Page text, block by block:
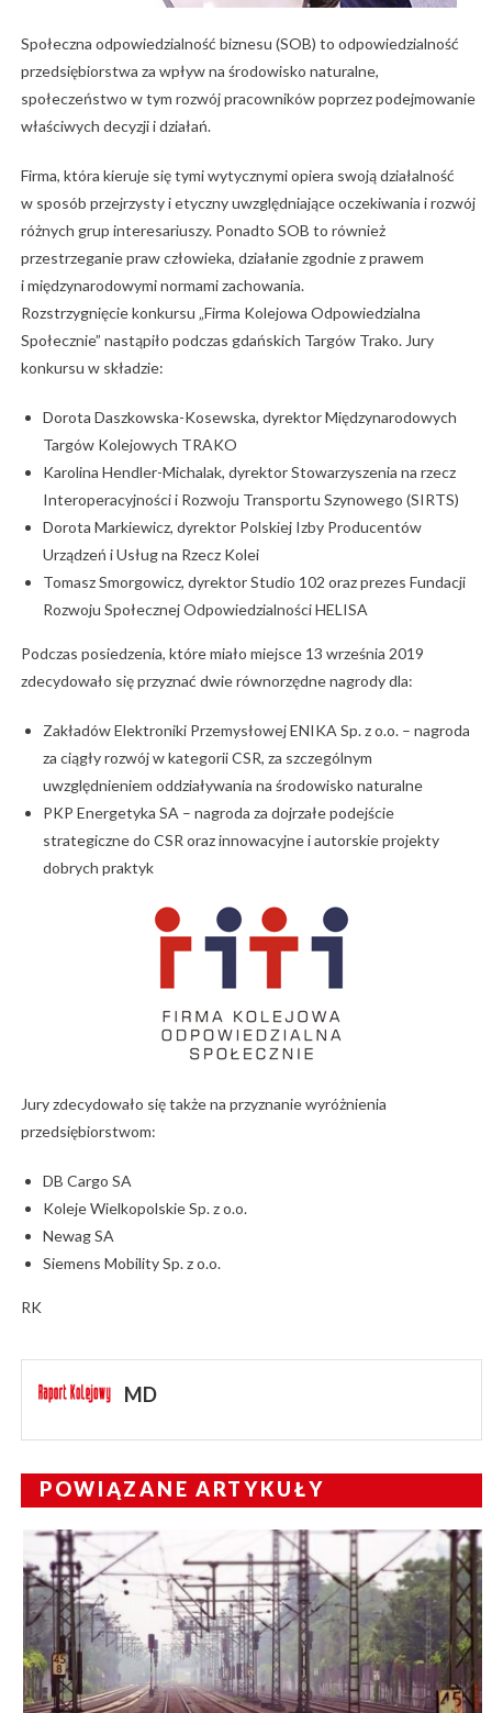
Społeczna odpowiedzialność biznesu (SOB) to odpowiedzialność
przedsiębiorstwa za wpływ na środowisko naturalne,
społeczeństwo w tym rozwój pracowników poprzez podejmowanie
właściwych decyzji i działań.
Firma, która kieruje się tymi wytycznymi opiera swoją działalność
w sposób przejrzysty i etyczny uwzględniające oczekiwania i rozwój
różnych grup interesariuszy. Ponadto SOB to również
przestrzeganie praw człowieka, działanie zgodnie z prawem
i międzynarodowymi normami zachowania.
Rozstrzygnięcie konkursu „Firma Kolejowa Odpowiedzialna
Społecznie” nastąpiło podczas gdańskich Targów Trako. Jury
konkursu w składzie:
Dorota Daszkowska-Kosewska, dyrektor Międzynarodowych
Targów Kolejowych TRAKO
Karolina Hendler-Michalak, dyrektor Stowarzyszenia na rzecz
Interoperacyjności i Rozwoju Transportu Szynowego (SIRTS)
Dorota Markiewicz, dyrektor Polskiej Izby Producentów
Urządzeń i Usług na Rzecz Kolei
Tomasz Smorgowicz, dyrektor Studio 102 oraz prezes Fundacji
Rozwoju Społecznej Odpowiedzialności HELISA
Podczas posiedzenia, które miało miejsce 13 września 2019
zdecydowało się przyznać dwie równorzędne nagrody dla:
Zakładów Elektroniki Przemysłowej ENIKA Sp. z o.o. – nagroda
za ciągły rozwój w kategorii CSR, za szczególnym
uwzględnieniem oddziaływania na środowisko naturalne
PKP Energetyka SA – nagroda za dojrzałe podejście
strategiczne do CSR oraz innowacyjne i autorskie projekty
dobrych praktyk
Jury zdecydowało się także na przyznanie wyróżnienia
przedsiębiorstwom:
DB Cargo SA
Koleje Wielkopolskie Sp. z o.o.
Newag SA
Siemens Mobility Sp. z o.o.
RK
MD
POWIĄZANE ARTYKUŁY